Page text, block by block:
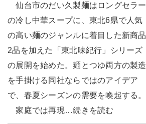
仙台市のだい久製麺はロングセラー
の冷し中華スープに、東北6県で人気
の高い麺のジャンルに着目した新商品
2品を加えた「東北味紀行」シリーズ
の展開を始めた。麺とつゆ両方の製造
を手掛ける同社ならではのアイデア
で、春夏シーズンの需要を喚起する。
家庭では再現…続きを読む